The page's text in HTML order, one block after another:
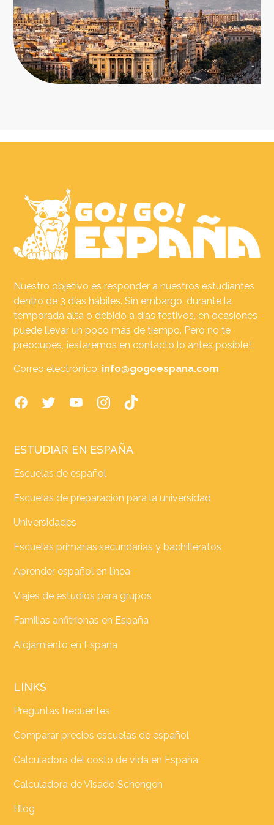
Nuestro objetivo es responder a nuestros estudiantes
dentro de 3 días hábiles. Sin embargo, durante la
temporada alta o debido a días festivos, en ocasiones
puede llevar un poco más de tiempo. Pero no te
preocupes, ¡estaremos en contacto lo antes posible!
Correo electrónico: info@gogoespana.com
ESTUDIAR EN ESPAÑA
Escuelas de español
Escuelas de preparación para la universidad
Universidades
Escuelas primarias,secundarias y bachilleratos
Aprender español en línea
Viajes de estudios para grupos
Familias anfitrionas en España
Alojamiento en España
LINKS
Preguntas frecuentes
Comparar precios escuelas de español
Calculadora del costo de vida en España
Calculadora de Visado Schengen
Blog